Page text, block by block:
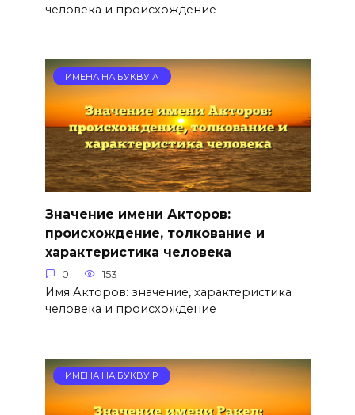
человека и происхождение
ИМЕНА НА БУКВУ А
Значение имени Акторов:
происхождение, толкование и
характеристика человека
0 153
Имя Акторов: значение, характеристика
человека и происхождение
ИМЕНА НА БУКВУ Р